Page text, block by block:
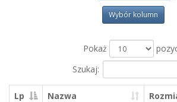
Wybór kolumn
Pokaż
Szukaj:
Lp Nazwa